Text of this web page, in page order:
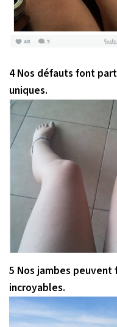
4 Nos défauts font
uniques.
5 Nos jambes
incroyables.